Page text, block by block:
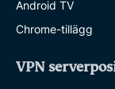
Android TV
Chrome-tillägg
VPN